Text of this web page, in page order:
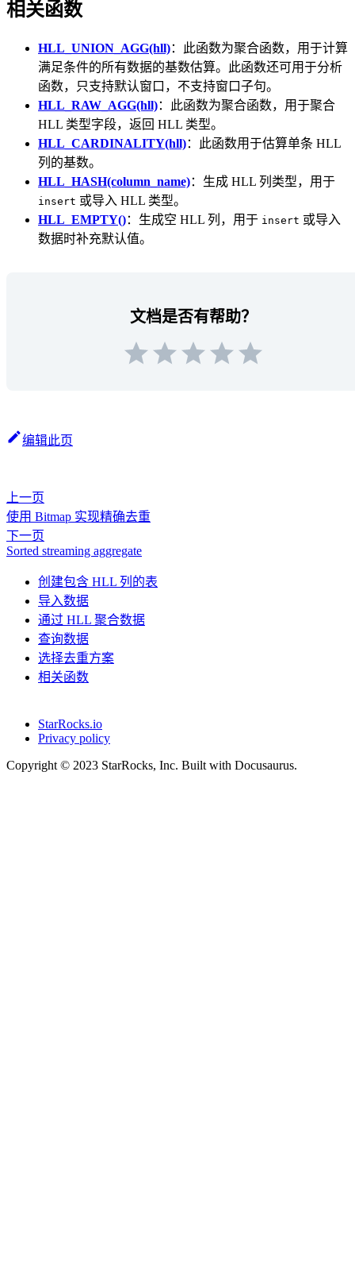
相关函数
HLL_UNION_AGG(hll)：此函数为聚合函数，用于计算
满足条件的所有数据的基数估算。此函数还可用于分析
函数，只支持默认窗口，不支持窗口子句。
HLL_RAW_AGG(hll)：此函数为聚合函数，用于聚合
HLL 类型字段，返回 HLL 类型。
HLL_CARDINALITY(hll)：此函数用于估算单条 HLL
列的基数。
HLL_HASH(column_name)：生成 HLL 列类型，用于
insert 或导入 HLL 类型。
HLL_EMPTY()：生成空 HLL 列，用于 insert 或导入
数据时补充默认值。
文档是否有帮助？
编辑此页
上一页
使用 Bitmap 实现精确去重
下一页
Sorted streaming aggregate
创建包含 HLL 列的表
导入数据
通过 HLL 聚合数据
查询数据
选择去重方案
相关函数
StarRocks.io
Privacy policy
Copyright © 2023 StarRocks, Inc. Built with Docusaurus.